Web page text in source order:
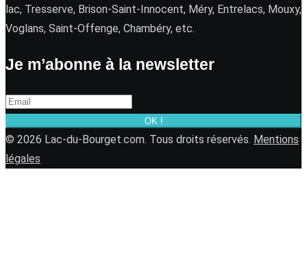
lac, Tresserve, Brison-Saint-Innocent, Méry, Entrelacs, Mouxy,
Voglans, Saint-Offenge, Chambéry, etc.
Je m’abonne à la newsletter
OK !
© 2026 Lac-du-Bourget.com. Tous droits réservés. Mentions
légales